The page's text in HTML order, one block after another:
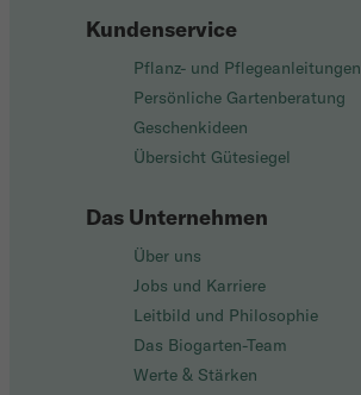
Kundenservice
Pflanz- und Pflegeanleitungen
Persönliche Gartenberatung
Geschenkideen
Übersicht Gütesiegel
Das Unternehmen
Über uns
Jobs und Karriere
Leitbild und Philosophie
Das Biogarten-Team
Werte & Stärken